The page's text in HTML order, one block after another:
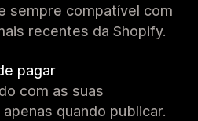
sempre compatível com
recentes da Shopify.
pagar
com as suas
quando publicar.